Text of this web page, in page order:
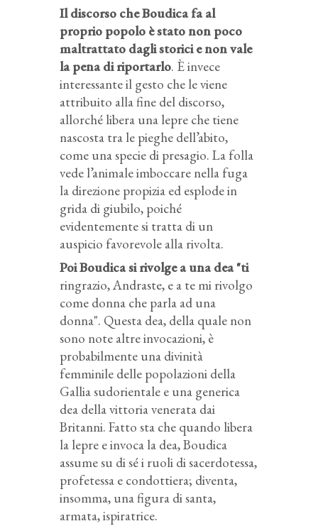
Il discorso che Boudica fa al
proprio popolo è stato non poco
maltrattato dagli storici e non vale
la pena di riportarlo. È invece
interessante il gesto che le viene
attribuito alla fine del discorso,
allorché libera una lepre che tiene
nascosta tra le pieghe dell’abito,
come una specie di presagio. La folla
vede l’animale imboccare nella fuga
la direzione propizia ed esplode in
grida di giubilo, poiché
evidentemente si tratta di un
auspicio favorevole alla rivolta.
Poi Boudica si rivolge a una dea"ti
ringrazio, Andraste, e a te mi rivolgo
come donna che parla ad una
donna". Questa dea, della quale non
sono note altre invocazioni, è
probabilmente una divinità
femminile delle popolazioni della
Gallia sudorientale e una generica
dea della vittoria venerata dai
Britanni. Fatto sta che quando libera
la lepre e invoca la dea, Boudica
assume su di sé i ruoli di sacerdotessa,
profetessa e condottiera; diventa,
insomma, una figura di santa,
armata, ispiratrice.